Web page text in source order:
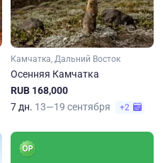
Камчатка, Дальний Восток
Осенняя Камчатка
RUB 168,000
7 дн. 13—19 сентября +2